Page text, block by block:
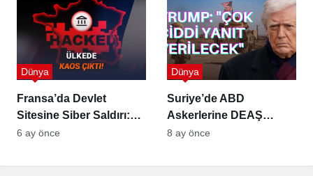
Fransa’da Devlet
Sitesine Siber Saldırı:
1,2 Milyon Kişinin
Dünya
6 ay önce
Suriye’de ABD
Askerlerine DEAŞ
Saldırısı: 2 Asker ve 1
Dünya
8 ay önce